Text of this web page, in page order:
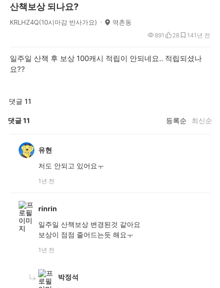
산책보상 되나요?
KRLHZ4Q(10시마감 반사가요) 역촌동
1년 전
891 28 14
일주일 산책 후 보상 100캐시 적립이 안되네요.. 적립되셨나
요??
댓글 11
댓글11 등록순 최신순
유현
저도 안되고 있어요ㅜ
1년 전
rinrin
일주일 산책보상 변경된것 같아요
보상이 점점 줄어드는듯 해요ㅜ
1년 전
박정석